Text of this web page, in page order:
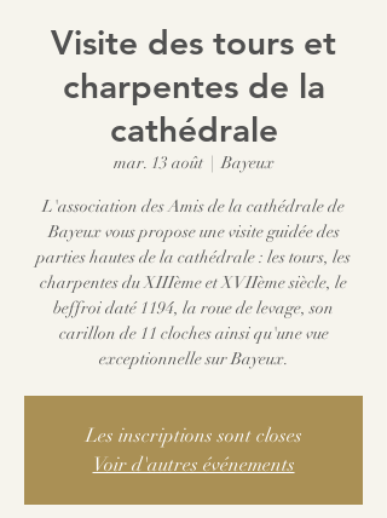
Visite des tours et
charpentes de la
cathédrale
mar. 13 août
  |
Bayeux
L'association des Amis de la cathédrale de
Bayeux vous propose une visite guidée des
parties hautes de la cathédrale : les tours, les
charpentes du XIIIème et XVIIème siècle, le
beffroi daté 1194, la roue de levage, son
carillon de 11 cloches ainsi qu'une vue
exceptionnelle sur Bayeux.
Les inscriptions sont closes
Voir d'autres événements